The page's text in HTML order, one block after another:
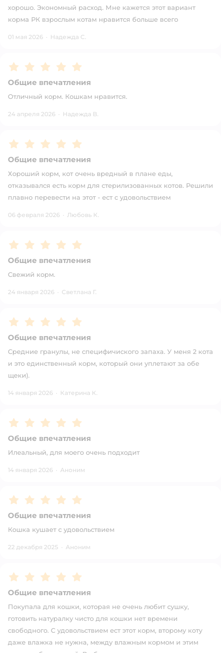
хорошо. Экономный расход. Мне кажется этот вариант
корма РК взрослым котам нравится больше всего
01 мая 2026 · Надежда С.
Рейтинг:5
Общие впечатления
Отличный корм. Кошкам нравится.
24 апреля 2026 · Надежда В.
Рейтинг:5
Общие впечатления
Хороший корм, кот очень вредный в плане еды,
отказывался есть корм для стерилизованных котов. Решили
плавно перевести на этот - ест с удовольствием
06 февраля 2026 · Любовь К.
Рейтинг:5
Общие впечатления
Свежий корм.
24 января 2026 · Светлана Г.
Рейтинг:5
Общие впечатления
Средние гранулы, не специфичиского запаха. У меня 2 кота
и это единственный корм, который они уплетают за обе
щеки).
14 января 2026 · Катерина К.
Рейтинг:5
Общие впечатления
Илеальный, для моего очень подходит
14 января 2026 · Аноним
Рейтинг:5
Общие впечатления
Кошка кушает с удовольствием
22 декабря 2025 · Аноним
Рейтинг:5
Общие впечатления
Покупала для кошки, которая не очень любит сушку,
готовить натуралку чисто для кошки нет времени
свободного. С удовольствием ест этот корм, второму коту
даже влажка не нужна, между влажным кормом и этим